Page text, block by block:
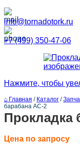
info@tornadotork.ru
+7 (499) 350-47-06
Нажмите, чтобы
⌂ Главная / Каталог /
барабана АС-2
Прокладка
Цена по запросу